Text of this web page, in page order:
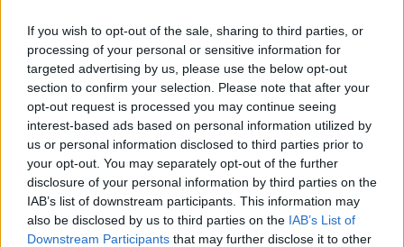
If you wish to opt-out of the sale, sharing to third parties, or
processing of your personal or sensitive information for
targeted advertising by us, please use the below opt-out
section to confirm your selection. Please note that after your
opt-out request is processed you may continue seeing
interest-based ads based on personal information utilized by
us or personal information disclosed to third parties prior to
your opt-out. You may separately opt-out of the further
disclosure of your personal information by third parties on the
IAB’s list of downstream participants. This information may
also be disclosed by us to third parties on the IAB’s List of
Downstream Participants that may further disclose it to other
των τυπικών προσόντων, γνωματεύσεις παθολόγου ή
γενικού ιατρού και ψυχιάτρου, καθώς και οι
προβλεπόμενες υπεύθυνες δηλώσεις για την απουσία
κωλυμάτων και την πλήρωση των νόμιμων
προϋποθέσεων.